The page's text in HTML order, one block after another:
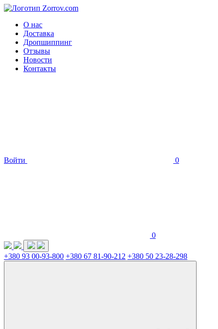
О нас
Доставка
Дропшиппинг
Отзывы
Новости
Контакты
Войти 0
0
+380 93 00-93-800 +380 67 81-90-212 +380 50 23-28-298